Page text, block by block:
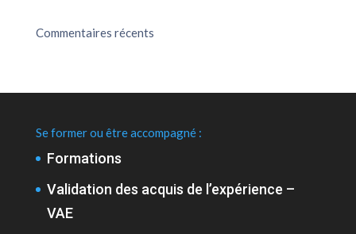
Commentaires récents
Se former ou être accompagné :
Formations
Validation des acquis de l’expérience –
VAE